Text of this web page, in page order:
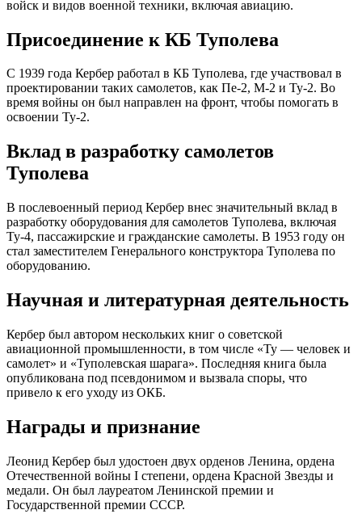
войск и видов военной техники, включая авиацию.
Присоединение к КБ Туполева
С 1939 года Кербер работал в КБ Туполева, где участвовал в
проектировании таких самолетов, как Пе-2, М-2 и Ту-2. Во
время войны он был направлен на фронт, чтобы помогать в
освоении Ту-2.
Вклад в разработку самолетов
Туполева
В послевоенный период Кербер внес значительный вклад в
разработку оборудования для самолетов Туполева, включая
Ту-4, пассажирские и гражданские самолеты. В 1953 году он
стал заместителем Генерального конструктора Туполева по
оборудованию.
Научная и литературная деятельность
Кербер был автором нескольких книг о советской
авиационной промышленности, в том числе «Ту — человек и
самолет» и «Туполевская шарага». Последняя книга была
опубликована под псевдонимом и вызвала споры, что
привело к его уходу из ОКБ.
Награды и признание
Леонид Кербер был удостоен двух орденов Ленина, ордена
Отечественной войны I степени, ордена Красной Звезды и
медали. Он был лауреатом Ленинской премии и
Государственной премии СССР.